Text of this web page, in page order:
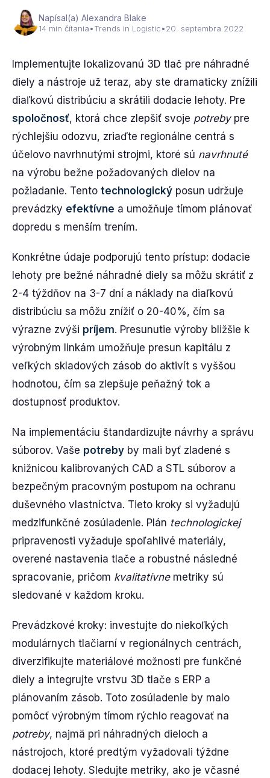
Napísal(a) Alexandra Blake
14 min čítania•Trends in Logistic•20. septembra 2022
Implementujte lokalizovanú 3D tlač pre náhradné
diely a nástroje už teraz, aby ste dramaticky znížili
diaľkovú distribúciu a skrátili dodacie lehoty. Pre
spoločnosť, ktorá chce zlepšiť svoje potrebypre
rýchlejšiu odozvu, zriaďte regionálne centrá s
účelovo navrhnutými strojmi, ktoré sú navrhnuté
na výrobu bežne požadovaných dielov na
požiadanie. Tento technologický posun udržuje
prevádzky efektívne a umožňuje tímom plánovať
dopredu s menším trením.
Konkrétne údaje podporujú tento prístup: dodacie
lehoty pre bežné náhradné diely sa môžu skrátiť z
2-4 týždňov na 3-7 dní a náklady na diaľkovú
distribúciu sa môžu znížiť o 20-40%, čím sa
výrazne zvýši príjem. Presunutie výroby bližšie k
výrobným linkám umožňuje presun kapitálu z
veľkých skladových zásob do aktivít s vyššou
hodnotou, čím sa zlepšuje peňažný tok a
dostupnosť produktov.
Na implementáciu štandardizujte návrhy a správu
súborov. Vaše potreby by mali byť zladené s
knižnicou kalibrovaných CAD a STL súborov a
bezpečným pracovným postupom na ochranu
duševného vlastníctva. Tieto kroky si vyžadujú
medzifunkčné zosúladenie. Plán technologickej
pripravenosti vyžaduje spoľahlivé materiály,
overené nastavenia tlače a robustné následné
spracovanie, pričom kvalitatívnemetriky sú
sledované v každom kroku.
Prevádzkové kroky: investujte do niekoľkých
modulárnych tlačiarní v regionálnych centrách,
diverzifikujte materiálové možnosti pre funkčné
diely a integrujte vrstvu 3D tlače s ERP a
plánovaním zásob. Toto zosúladenie by malo
pomôcť výrobným tímom rýchlo reagovať na
potreby, najmä pri náhradných dieloch a
nástrojoch, ktoré predtým vyžadovali týždne
dodacej lehoty. Sledujte metriky, ako je včasné